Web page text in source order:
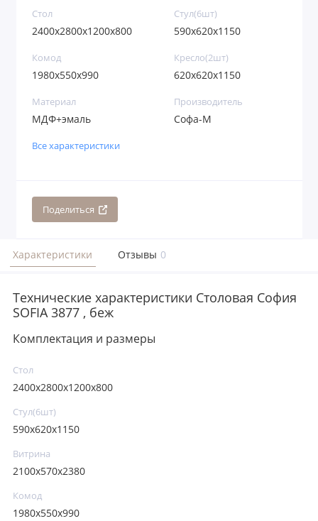
Стoл
2400x2800x1200x800
Стул(6шт)
590x620x1150
Комод
1980x550x990
Кресло(2шт)
620x620x1150
Материал
МДФ+эмаль
Производитель
Софа-М
Все характеристики
Поделиться
Характеристики Отзывы 0
Технические характеристики Столовая София
SOFIA 3877 , беж
Комплектация и размеры
Стoл
2400x2800x1200x800
Стул(6шт)
590x620x1150
Витрина
2100x570x2380
Комод
1980x550x990